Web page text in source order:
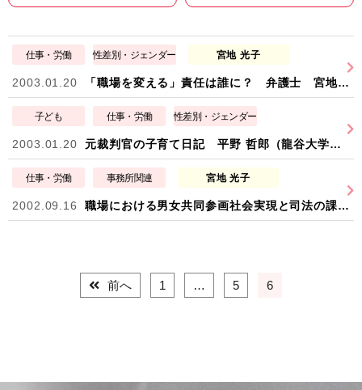
仕事・労働 性差別・ジェンダー 宮地 光子
2003.01.20 「職場を変える」責任は誰に？ 弁護士 宮地 光子
子ども 仕事・労働 性差別・ジェンダー
2003.01.20 元裁判官の子育て日記 平野 哲郎（龍谷大学法学部助教授）
仕事・労働 事務所関連 宮地 光子
2002.09.16 職場における男女共同参画社会実現と司法の課題 弁護士 宮地 光子
前へ 1 … 5 6